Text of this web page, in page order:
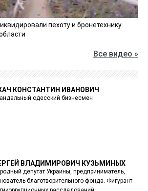
пехоту и бронетехнику
Все видео »
КОНСТАНТИН ИВАНОВИЧ
одесский бизнесмен
ВЛАДИМИРОВИЧ КУЗЬМИНЫХ
депутат Украины, предприниматель,
благотворительного фонда. Фигурант